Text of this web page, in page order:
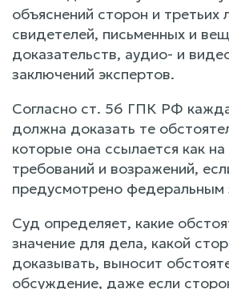
объяснений сторон и третьих
свидетелей, письменных и
доказательств, аудио- и
заключений экспертов.
Согласно ст. 56 ГПК РФ
должна доказать те
которые она ссылается как
требований и возражений,
предусмотрено федеральным
Суд определяет, какие
значение для дела, какой
доказывать, выносит
обсуждение, даже если